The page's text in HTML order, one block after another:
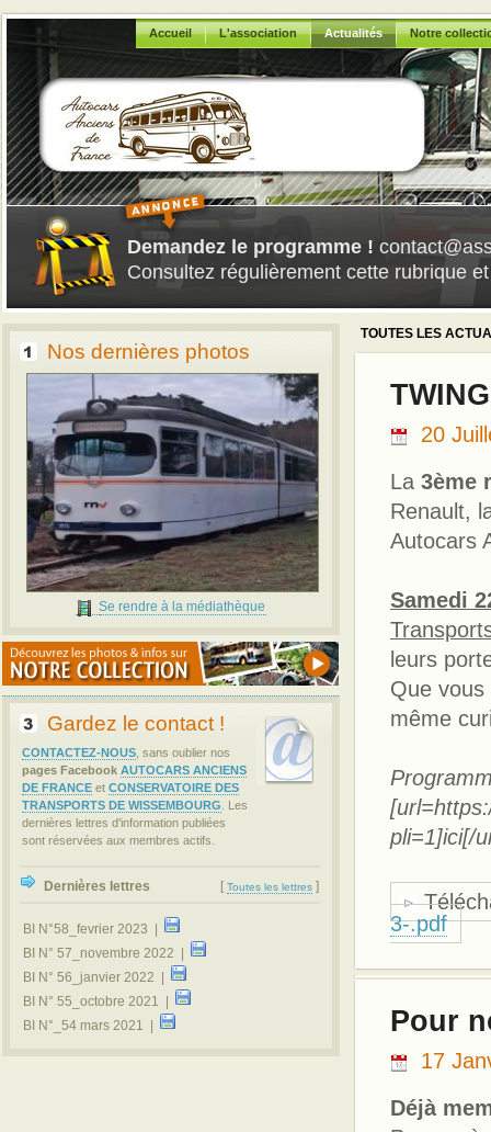
Accueil L'association Actualités Notre
Demandez le programme !
Consultez régulièrement cette rubrique
Nos dernières photos
Se rendre à la médiathèque
Gardez le contact !
CONTACTEZ-NOUS , sans oublier nos
pages Facebook AUTOCARS ANCIENS
DE FRANCE et CONSERVATOIRE DES
TRANSPORTS DE WISSEMBOURG . Les
dernières lettres d'information publiées
sont réservées aux membres actifs.
Dernières lettres [ Toutes les lettres ]
BI N°58_fevrier 2023 |
BI N° 57_novembre 2022 |
BI N° 56_janvier 2022 |
BI N° 55_octobre 2021 |
BI N°_54 mars 2021 |
TOUTES LES
20
La 3ème
Renault,
Autocars
Samedi
leurs
Que vous
même
pli=1]ici[/
3-.pdf
Pour
17
Déjà